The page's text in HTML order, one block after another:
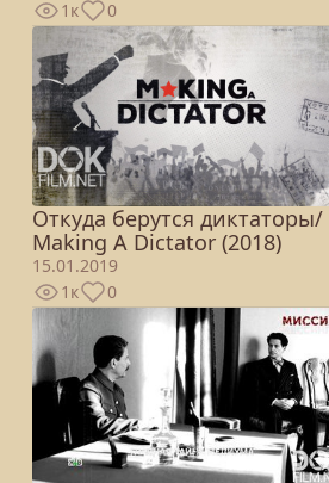
1к
0
Откуда берутся диктаторы/
Making A Dictator (2018)
15.01.2019
1к
0